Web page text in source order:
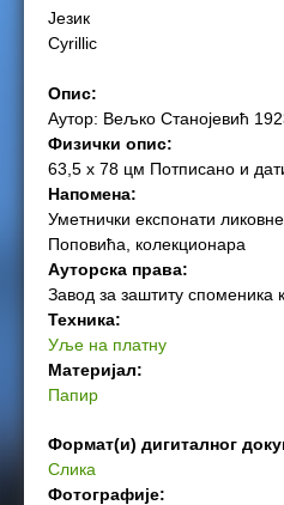
e
r
e
Језик
Cyrillic
Опис:
Аутор: Вељко Станојевић
Физички опис:
63,5 х 78 цм Потписано и
Напомена:
Уметнички експонати
Поповића, колекционара
Ауторска права:
Завод за заштиту споменика
Техника:
Уље на платну
Материјал:
Папир
Формат(и) дигиталног
Слика
Фотографије: